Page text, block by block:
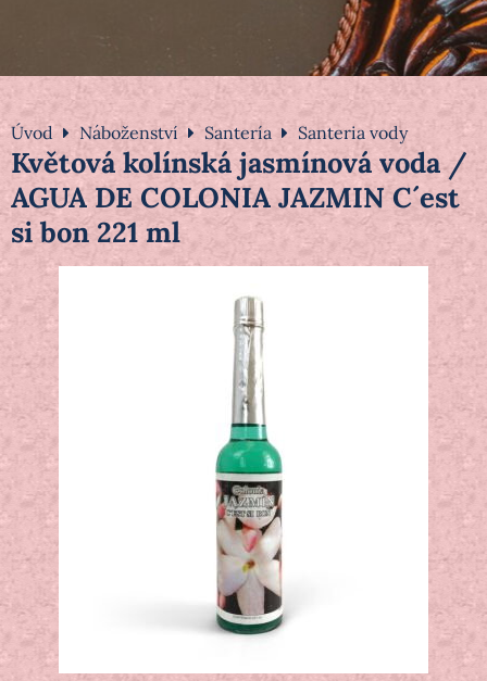
Úvod Náboženství Santería Santeria vody
Květová kolínská jasmínová voda /
AGUA DE COLONIA JAZMIN C´est
si bon 221 ml